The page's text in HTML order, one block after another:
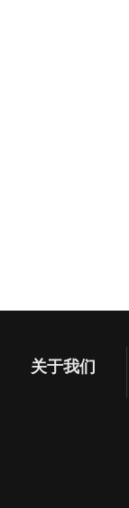
关于我们